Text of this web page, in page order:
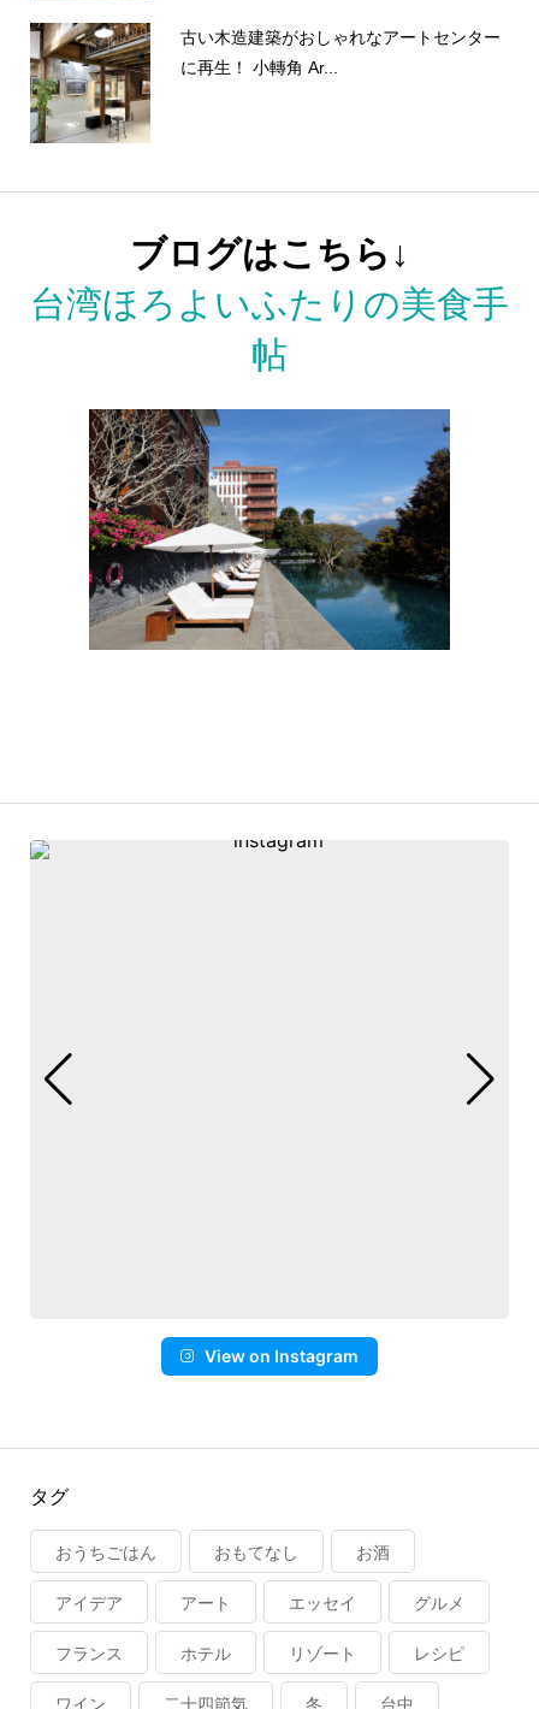
に再生！ 小轉角 Ar...
ブログはこちら↓
台湾ほろよいふたりの美食手
帖
おうちごはん おもてなし お酒
アイデア アート エッセイ グルメ
フランス ホテル リゾート レシピ
ワイン 二十四節気 冬 台中